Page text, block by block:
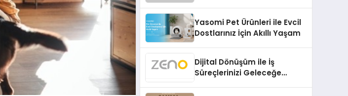
Yasomi Pet Ürünleri ile Evcil
Dostlarınız İçin Akıllı Yaşam
Dijital Dönüşüm ile İş
Süreçlerinizi Geleceğe